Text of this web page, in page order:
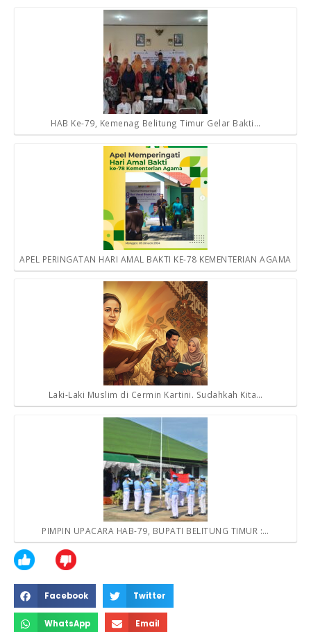
HAB Ke-79, Kemenag Belitung Timur Gelar Bakti…
APEL PERINGATAN HARI AMAL BAKTI KE-78 KEMENTERIAN AGAMA
Laki-Laki Muslim di Cermin Kartini. Sudahkah Kita…
PIMPIN UPACARA HAB-79, BUPATI BELITUNG TIMUR :…
Facebook Twitter
WhatsApp Email